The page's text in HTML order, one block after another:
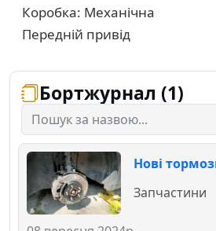
Коробка: Механічна
Передній привід
Бортжурнал (1)
Нові
Запчастини